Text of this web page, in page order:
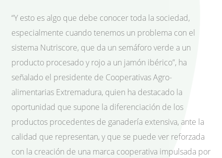
“Y esto es algo que debe conocer toda la sociedad,
especialmente cuando tenemos un problema con el
sistema Nutriscore, que da un semáforo verde a un
producto procesado y rojo a un jamón ibérico”, ha
señalado el presidente de Cooperativas Agro-
alimentarias Extremadura, quien ha destacado la
oportunidad que supone la diferenciación de los
productos procedentes de ganadería extensiva, ante la
calidad que representan, y que se puede ver reforzada
con la creación de una marca cooperativa impulsada por